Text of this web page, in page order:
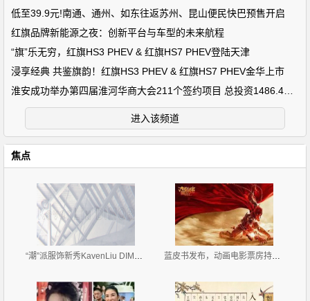
低至39.9元!南通、通州、如东往返苏州、昆山便民快巴预售开启
红旗品牌新能源之夜：创新平台与车型的未来航程
“旗”乐无穷，红旗HS3 PHEV & 红旗HS7 PHEV登陆天津
浸享经典 共鉴旗韵！红旗HS3 PHEV & 红旗HS7 PHEV金华上市
进入该频道
焦点
“潮”派服饰新秀KavenLiu DIMOR 2019招商正式拉开帷 蓝皮书发布，动画电影票房持续走高只是时势造英雄？